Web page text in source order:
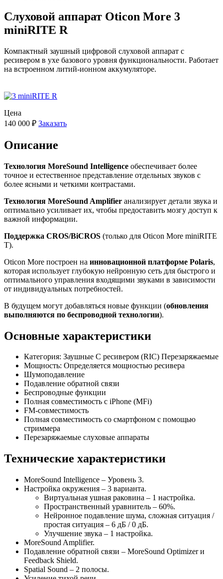
Слуховой аппарат Oticon More 3
miniRITE R
Компактный заушный цифровой слуховой аппарат с
ресивером в ухе базового уровня функциональности. Работает
на встроенном литий-ионном аккумуляторе.
Цена
140 000 ₽ Заказать
Описание
Технология MoreSound Intelligence обеспечивает более
точное и естественное представление отдельных звуков с
более ясными и четкими контрастами.
Технология MoreSound Amplifier анализирует детали звука и
оптимально усиливает их, чтобы предоставить мозгу доступ к
важной информации.
Поддержка CROS/BiCROS (только для Oticon More miniRITE
T).
Oticon More построен на инновационной платформе Polaris,
которая использует глубокую нейронную сеть для быстрого и
оптимального управления входящими звуками в зависимости
от индивидуальных потребностей.
В будущем могут добавляться новые функции (обновления
выполняются по беспроводной технологии).
Основные характеристики
Категория: Заушные С ресивером (RIC) Перезаряжаемые
Мощность: Определяется мощностью ресивера
Шумоподавление
Подавление обратной связи
Беспроводные функции
Полная совместимость с iPhone (MFi)
FM-совместимость
Полная совместимость со смартфоном с помощью
стриммера
Перезаряжаемые слуховые аппараты
Технические характеристики
MoreSound Intelligence – Уровень 3.
Настройка окружения – 3 варианта.
Виртуальная ушная раковина – 1 настройка.
Пространственный уравнитель – 60%.
Нейронное подавление шума, сложная ситуация /
простая ситуация – 6 дБ / 0 дБ.
Улучшение звука – 1 настройка.
MoreSound Amplifier.
Подавление обратной связи – MoreSound Optimizer и
Feedback Shield.
Spatial Sound – 2 полосы.